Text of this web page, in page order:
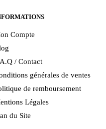
Compte
/ Contact
générales de ventes
de remboursement
Légales
du Site